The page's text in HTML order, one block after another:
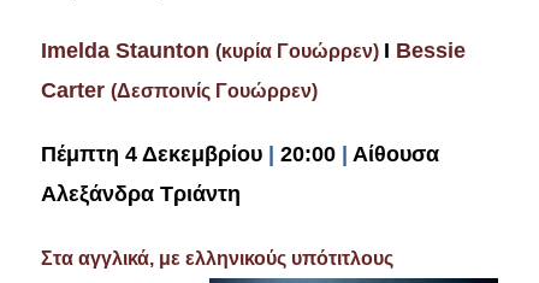
Imelda Staunton (κυρία Γουώρρεν) I Bessie
Carter (Δεσποινίς Γουώρρεν)
Πέμπτη 4 Δεκεμβρίου | 20:00 | Αίθουσα
Αλεξάνδρα Τριάντη
Στα αγγλικά, με ελληνικούς υπότιτλους